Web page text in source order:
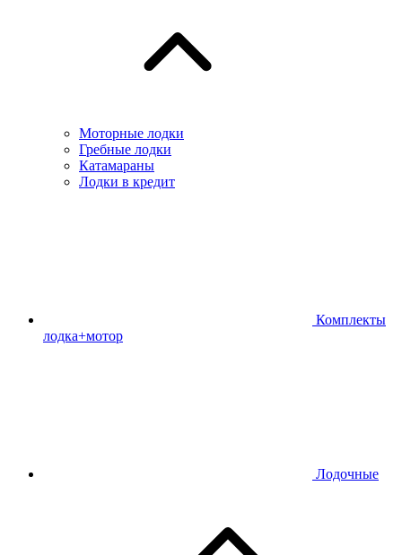
Моторные лодки
Гребные лодки
Катамараны
Лодки в кредит
Комплекты
лодка+мотор
Лодочные